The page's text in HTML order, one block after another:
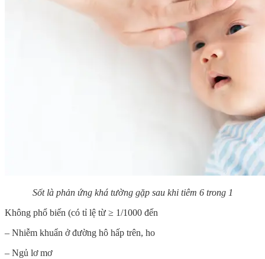
Sốt là phản ứng khá tường gặp sau khi tiêm 6 trong 1
Không phổ biến (có tỉ lệ từ ≥ 1/1000 đến
– Nhiễm khuẩn ở đường hô hấp trên, ho
– Ngủ lơ mơ